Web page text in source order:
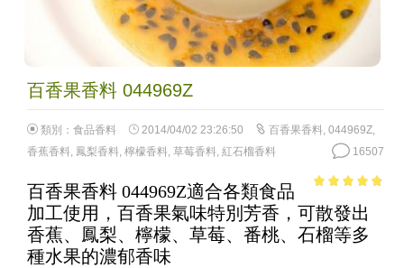
百香果香料 044969Z
類別： 食品香料 2014/04/02 23:26:50 百香果香料, 044969Z,
香蕉香料, 鳳梨香料, 檸檬香料, 草莓香料, 紅石榴香料 16507
5
百香果香料 044969Z適合各類食品
加工使用，百香果氣味特別芳香，可散發出
香蕉、鳳梨、檸檬、草莓、番桃、石榴等多
種水果的濃郁香味